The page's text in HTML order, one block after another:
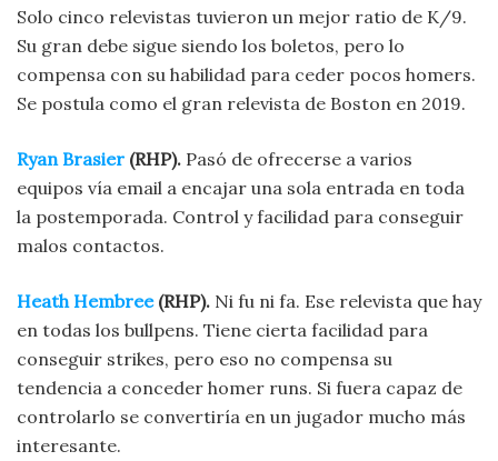
Solo cinco relevistas tuvieron un mejor ratio de K/9.
Su gran debe sigue siendo los boletos, pero lo
compensa con su habilidad para ceder pocos homers.
Se postula como el gran relevista de Boston en 2019.
Ryan Brasier (RHP). Pasó de ofrecerse a varios
equipos vía email a encajar una sola entrada en toda
la postemporada. Control y facilidad para conseguir
malos contactos.
Heath Hembree(RHP). Ni fu ni fa. Ese relevista que hay
en todas los bullpens. Tiene cierta facilidad para
conseguir strikes, pero eso no compensa su
tendencia a conceder homer runs. Si fuera capaz de
controlarlo se convertiría en un jugador mucho más
interesante.